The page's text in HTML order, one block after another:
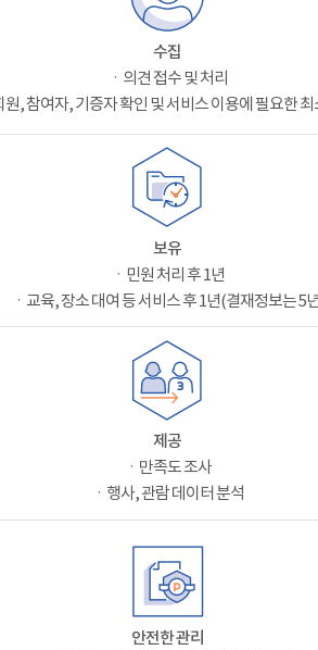
수집
ㆍ의견 접수 및 처리
원, 참여자, 기증자 확인 및 서비스 이용에 필요한 최
보유
ㆍ민원 처리 후 1년
ㆍ교육, 장소 대여 등 서비스 후 1년(결재정보는 5
제공
ㆍ만족도 조사
ㆍ행사, 관람 데이터 분석
안전한 관리